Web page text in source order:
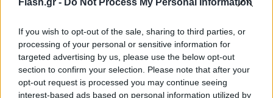
Flash.gr - Do Not Process My Personal Information
If you wish to opt-out of the sale, sharing to third parties, or
processing of your personal or sensitive information for
targeted advertising by us, please use the below opt-out
section to confirm your selection. Please note that after your
opt-out request is processed you may continue seeing
interest-based ads based on personal information utilized by